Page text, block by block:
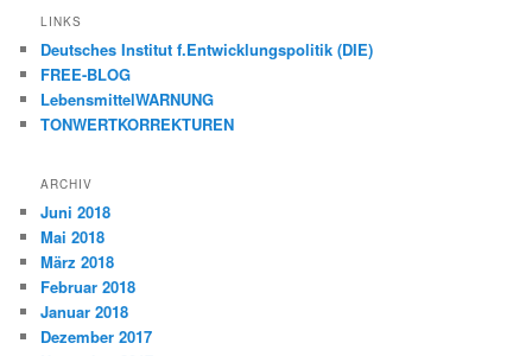
LINKS
Deutsches Institut f.Entwicklungspolitik (DIE)
FREE-BLOG
LebensmittelWARNUNG
TONWERTKORREKTUREN
ARCHIV
Juni 2018
Mai 2018
März 2018
Februar 2018
Januar 2018
Dezember 2017